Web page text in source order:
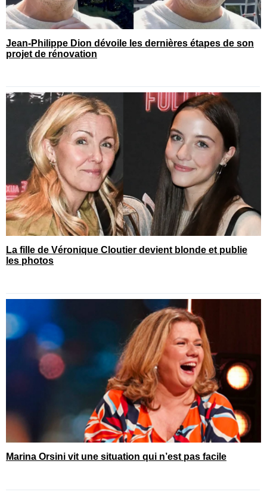
Jean-Philippe Dion dévoile les dernières étapes de son
projet de rénovation
La fille de Véronique Cloutier devient blonde et publie
les photos
Marina Orsini vit une situation qui n’est pas facile